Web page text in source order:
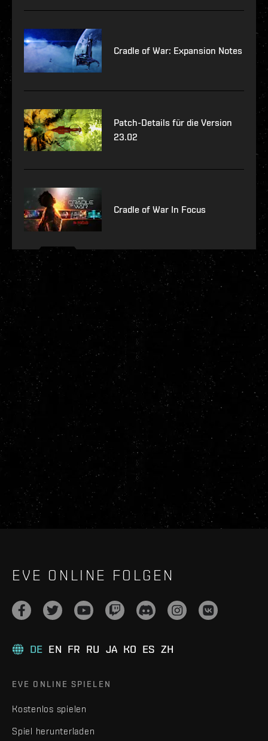
Cradle of War: Expansion Notes
Patch-Details für die Version
23.02
Cradle of War In Focus
EVE ONLINE FOLGEN
DE EN FR RU JA KO ES ZH
EVE ONLINE SPIELEN
Kostenlos spielen
Spiel herunterladen